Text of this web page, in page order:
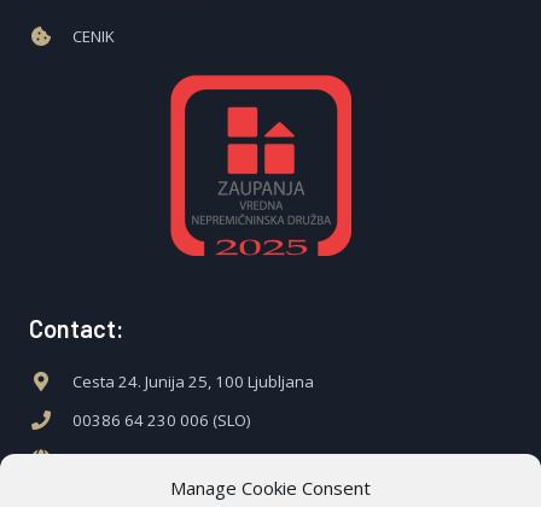
Manage Cookie Consent
CENIK
Contact:
Cesta 24. Junija 25, 100 Ljubljana
00386 64 230 006 (SLO)
www.c21.si